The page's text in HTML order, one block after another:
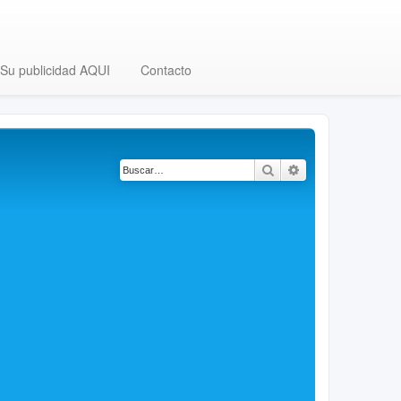
Su publicidad AQUI Contacto
Buscar